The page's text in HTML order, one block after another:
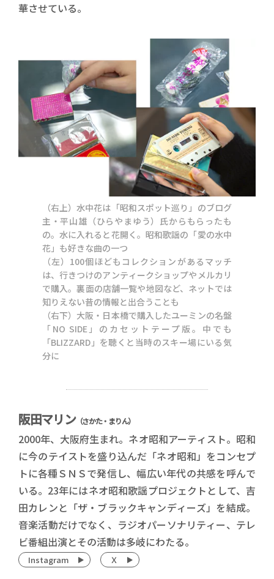
華させている。
（右上）水中花は「昭和スポット巡り」のブログ
主・平山雄（ひらやまゆう）氏からもらったも
の。水に入れると花開く。昭和歌謡の「愛の水中
花」も好きな曲の一つ
（左）100個ほどもコレクションがあるマッチ
は、行きつけのアンティークショップやメルカリ
で購入。裏面の店舗一覧や地図など、ネットでは
知りえない昔の情報と出合うことも
（右下）大阪・日本橋で購入したユーミンの名盤
「NO SIDE」のカセットテープ版。中でも
「BLIZZARD」を聴くと当時のスキー場にいる気
分に
阪田マリン（さかた・まりん）
2000年、大阪府生まれ。ネオ昭和アーティスト。昭和
に今のテイストを盛り込んだ「ネオ昭和」をコンセプ
トに各種ＳＮＳで発信し、幅広い年代の共感を呼んで
いる。 23年にはネオ昭和歌謡プロジェクトとして、吉
田カレンと「ザ・ブラックキャンディーズ」を結成。
音楽活動だけでなく、ラジオパーソナリティー、テレ
ビ番組出演とその活動は多岐にわたる。
Instagram Ｘ